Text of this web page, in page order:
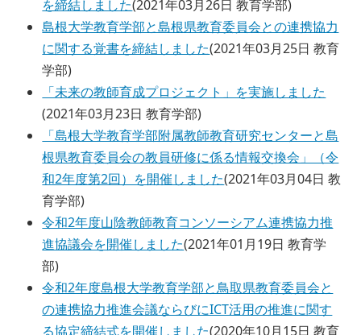
を締結しました(2021年03月26日 教育学部)
島根大学教育学部と島根県教育委員会との連携協力
に関する覚書を締結しました(2021年03月25日 教育
学部)
「未来の教師育成プロジェクト」を実施しました
(2021年03月23日 教育学部)
「島根大学教育学部附属教師教育研究センターと島
根県教育委員会の教員研修に係る情報交換会」（令
和2年度第2回）を開催しました(2021年03月04日 教
育学部)
令和2年度山陰教師教育コンソーシアム連携協力推
進協議会を開催しました(2021年01月19日 教育学
部)
令和2年度島根大学教育学部と鳥取県教育委員会と
の連携協力推進会議ならびにICT活用の推進に関す
る協定締結式を開催しました(2020年10月15日 教育